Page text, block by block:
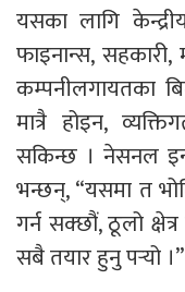
यसका लागि
फाइनान्स,
कम्पनीलगायतका
मात्रै होइन,
सकिन्छ । नेसनल
भन्छन्, “यसमा त
गर्न सक्छौं, ठूलो
सबै तयार हुनु पर्‍यो ।”